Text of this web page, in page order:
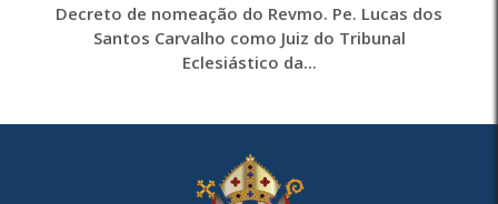
Decreto de nomeação do Revmo. Pe. Lucas dos
Santos Carvalho como Juiz do Tribunal
Eclesiástico da...